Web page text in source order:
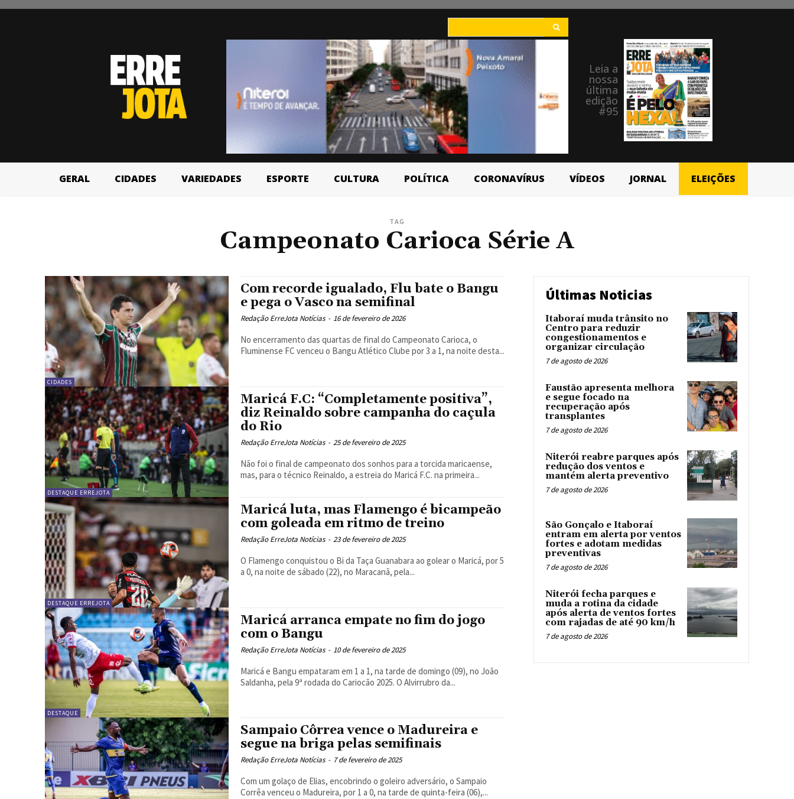
Leia a
nossa
última
edição
#95
GERAL CIDADES VARIEDADES ESPORTE CULTURA POLÍTICA CORONAVÍRUS VÍDEOS JORNAL ELEIÇÕES
TAG
Campeonato Carioca Série A
CIDADES
Com recorde igualado, Flu bate o Bangu
e pega o Vasco na semifinal
Redação ErreJota Notícias - 16 de fevereiro de 2026
No encerramento das quartas de final do Campeonato Carioca, o
Fluminense FC venceu o Bangu Atlético Clube por 3 a 1, na noite desta...
DESTAQUE ERREJOTA
Maricá F.C: “Completamente positiva”,
diz Reinaldo sobre campanha do caçula
do Rio
Redação ErreJota Notícias - 25 de fevereiro de 2025
Não foi o final de campeonato dos sonhos para a torcida maricaense,
mas, para o técnico Reinaldo, a estreia do Maricá F.C. na primeira...
DESTAQUE ERREJOTA
Maricá luta, mas Flamengo é bicampeão
com goleada em ritmo de treino
Redação ErreJota Notícias - 23 de fevereiro de 2025
O Flamengo conquistou o Bi da Taça Guanabara ao golear o Maricá, por 5
a 0, na noite de sábado (22), no Maracanã, pela...
DESTAQUE
Maricá arranca empate no fim do jogo
com o Bangu
Redação ErreJota Notícias - 10 de fevereiro de 2025
Maricá e Bangu empataram em 1 a 1, na tarde de domingo (09), no João
Saldanha, pela 9ª rodada do Cariocão 2025. O Alvirrubro da...
Sampaio Côrrea vence o Madureira e
segue na briga pelas semifinais
Redação ErreJota Notícias - 7 de fevereiro de 2025
Com um golaço de Elias, encobrindo o goleiro adversário, o Sampaio
Corrêa venceu o Madureira, por 1 a 0, na tarde de quinta-feira (06),...
Últimas Noticias
Itaboraí muda trânsito no
Centro para reduzir
congestionamentos e
organizar circulação
7 de agosto de 2026
Faustão apresenta melhora
e segue focado na
recuperação após
transplantes
7 de agosto de 2026
Niterói reabre parques após
redução dos ventos e
mantém alerta preventivo
7 de agosto de 2026
São Gonçalo e Itaboraí
entram em alerta por ventos
fortes e adotam medidas
preventivas
7 de agosto de 2026
Niterói fecha parques e
muda a rotina da cidade
após alerta de ventos fortes
com rajadas de até 90 km/h
7 de agosto de 2026